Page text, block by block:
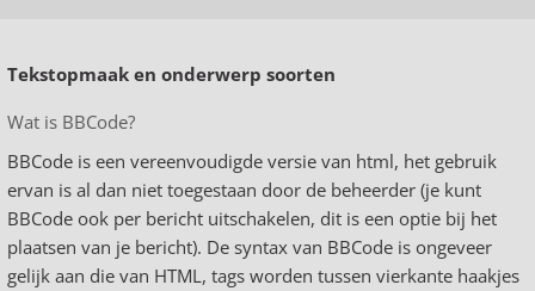
Tekstopmaak en onderwerp soorten
Wat is BBCode?
BBCode is een vereenvoudigde versie van html, het gebruik
ervan is al dan niet toegestaan door de beheerder (je kunt
BBCode ook per bericht uitschakelen, dit is een optie bij het
plaatsen van je bericht). De syntax van BBCode is ongeveer
gelijk aan die van HTML, tags worden tussen vierkante haakjes